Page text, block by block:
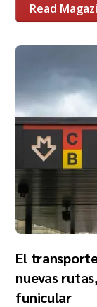
Read
El
nuevas
funicular